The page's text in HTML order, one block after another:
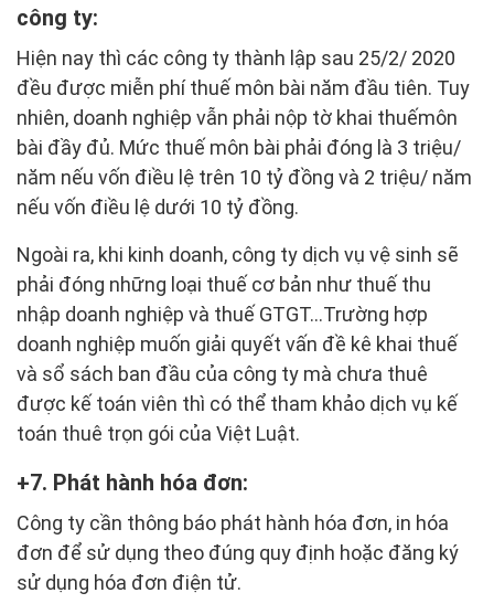
công ty:
Hiện nay thì các công ty thành lập sau 25/2/ 2020
đều được miễn phí thuế môn bài năm đầu tiên. Tuy
nhiên, doanh nghiệp vẫn phải nộp tờ khai thuếmôn
bài đầy đủ. Mức thuế môn bài phải đóng là 3 triệu/
năm nếu vốn điều lệ trên 10 tỷ đồng và 2 triệu/ năm
nếu vốn điều lệ dưới 10 tỷ đồng.
Ngoài ra, khi kinh doanh, công ty dịch vụ vệ sinh sẽ
phải đóng những loại thuế cơ bản như thuế thu
nhập doanh nghiệp và thuế GTGT…Trường hợp
doanh nghiệp muốn giải quyết vấn đề kê khai thuế
và sổ sách ban đầu của công ty mà chưa thuê
được kế toán viên thì có thể tham khảo dịch vụ kế
toán thuê trọn gói của Việt Luật.
7. Phát hành hóa đơn:
Công ty cần thông báo phát hành hóa đơn, in hóa
đơn để sử dụng theo đúng quy định hoặc đăng ký
sử dụng hóa đơn điện tử.